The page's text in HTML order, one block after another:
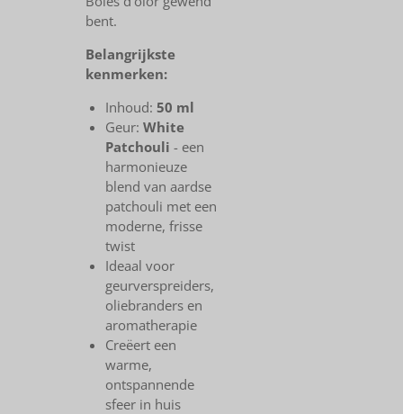
bent.
Belangrijkste
kenmerken:
Inhoud:50 ml
Geur:White
Patchouli - een
harmonieuze
blend van aardse
patchouli met een
moderne, frisse
twist
Ideaal voor
geurverspreiders,
oliebranders en
aromatherapie
Creëert een
warme,
ontspannende
sfeer in huis